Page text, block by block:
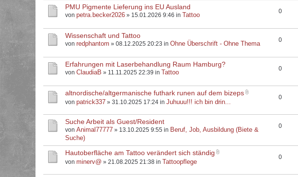
PMU Pigmente Lieferung ins EU Ausland
von petra.becker2026 » 15.01.2026 9:46 in Tattoo 0
Wissenschaft und Tattoo
von redphantom » 08.12.2025 20:23 in Ohne Überschrift - Ohne Thema 0
Erfahrungen mit Laserbehandlung Raum Hamburg?
von ClaudiaB » 11.11.2025 22:39 in Tattoo 0
altnordische/altgermanische futhark runen auf dem bizeps
von patrick337 » 31.10.2025 17:24 in Juhuuu!!! ich bin drin...
0
Suche Arbeit als Guest/Resident
von Animal77777 » 13.10.2025 9:55 in Beruf, Job, Ausbildung (Biete &
Suche)
0
Hautoberfläche am Tattoo verändert sich ständig
von minerv@ » 21.08.2025 21:38 in Tattoopflege
0